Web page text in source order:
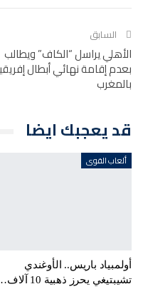
السابق
الأهلي يراسل “الكاف” ويطالب
بعدم إقامة نهائي أبطال إفريقيا
بالمغرب
قد يعجبك ايضا
ألعاب القوى
أولمبياد باريس.. الأوغندي
تشيبتيغي يحرز ذهبية 10 آلاف…